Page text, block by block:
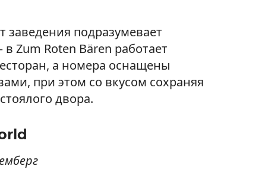
заведения подразумевает
Zum Roten Bären работает
а номера оснащены
при этом со вкусом сохраняя
двора.